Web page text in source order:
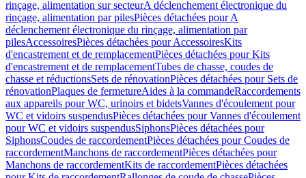
rinçage, alimentation sur secteurA déclenchement électronique du
rinçage, alimentation par pilesPièces détachées pour A
déclenchement électronique du rinçage, alimentation par
pilesAccessoiresPièces détachées pour AccessoiresKits
d'encastrement et de remplacementPièces détachées pour Kits
d'encastrement et de remplacementTubes de chasse, coudes de
chasse et réductionsSets de rénovationPièces détachées pour Sets de
rénovationPlaques de fermetureAides à la commandeRaccordements
aux appareils pour WC, urinoirs et bidetsVannes d'écoulement pour
WC et vidoirs suspendusPièces détachées pour Vannes d'écoulement
pour WC et vidoirs suspendusSiphonsPièces détachées pour
SiphonsCoudes de raccordementPièces détachées pour Coudes de
raccordementManchons de raccordementPièces détachées pour
Manchons de raccordementKits de raccordementPièces détachées